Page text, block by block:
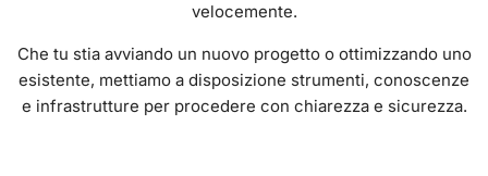
velocemente.
Che tu stia avviando un nuovo progetto o ottimizzando uno
esistente, mettiamo a disposizione strumenti, conoscenze
e infrastrutture per procedere con chiarezza e sicurezza.